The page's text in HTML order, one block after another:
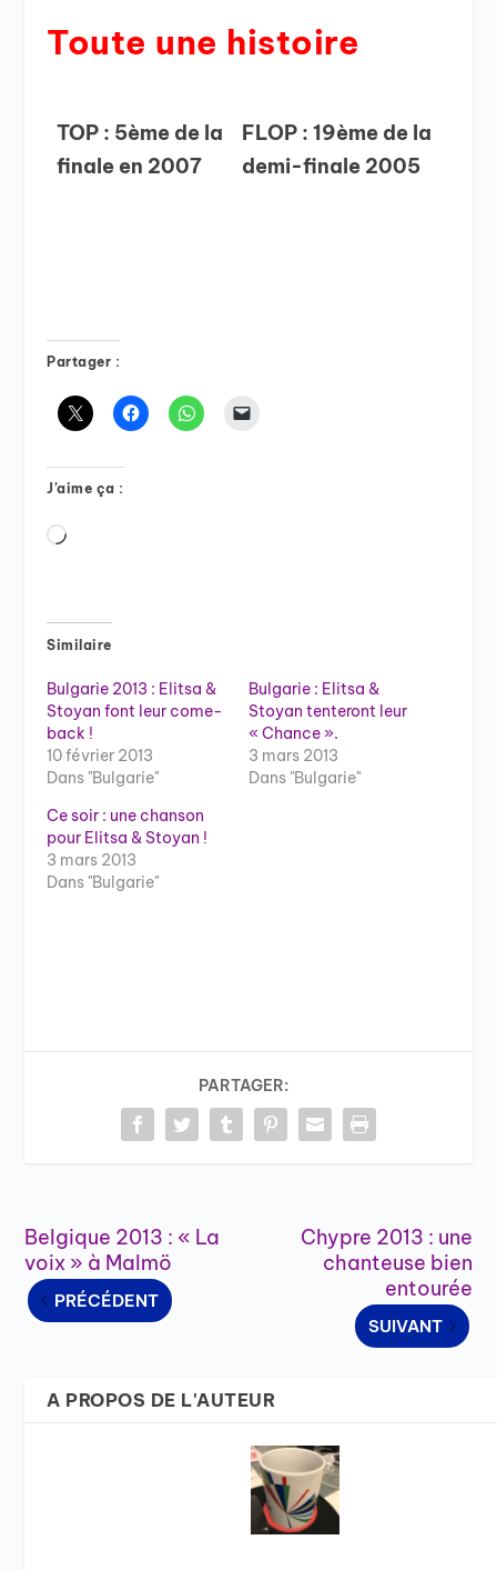
Toute une histoire
TOP : 5ème de la
finale en 2007
FLOP : 19ème de la
demi-finale 2005
Partager :
J’aime ça :
Chargement…
Similaire
Bulgarie 2013 : Elitsa &
Stoyan font leur come-
back !
10 février 2013
Dans "Bulgarie"
Bulgarie : Elitsa &
Stoyan tenteront leur
« Chance ».
3 mars 2013
Dans "Bulgarie"
Ce soir : une chanson
pour Elitsa & Stoyan !
3 mars 2013
Dans "Bulgarie"
PARTAGER:
Belgique 2013 : « La
voix » à Malmö
PRÉCÉDENT
Chypre 2013 : une
chanteuse bien
entourée
SUIVANT
A PROPOS DE L'AUTEUR